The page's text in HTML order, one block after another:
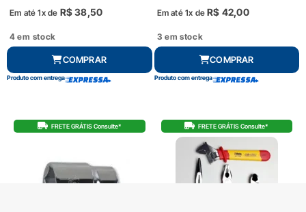
Em até 1x de R$38,50
4 em stock
COMPRAR
Produto com entrega
Em até 1x de R$ 42,00
3 em stock
COMPRAR
Produto com entrega
FRETE GRÁTIS Consulte* FRETE GRÁTIS Consulte*